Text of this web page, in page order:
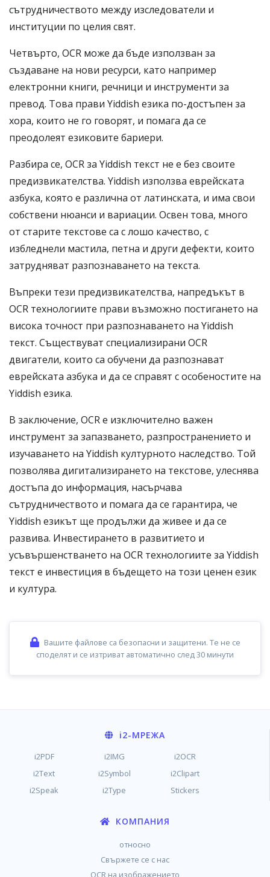
сътрудничеството между изследователи и
институции по целия свят.
Четвърто, OCR може да бъде използван за
създаване на нови ресурси, като например
електронни книги, речници и инструменти за
превод. Това прави Yiddish езика по-достъпен за
хора, които не го говорят, и помага да се
преодолеят езиковите бариери.
Разбира се, OCR за Yiddish текст не е без своите
предизвикателства. Yiddish използва еврейската
азбука, която е различна от латинската, и има свои
собствени нюанси и вариации. Освен това, много
от старите текстове са с лошо качество, с
избледнели мастила, петна и други дефекти, които
затрудняват разпознаването на текста.
Въпреки тези предизвикателства, напредъкът в
OCR технологиите прави възможно постигането на
висока точност при разпознаването на Yiddish
текст. Съществуват специализирани OCR
двигатели, които са обучени да разпознават
еврейската азбука и да се справят с особеностите на
Yiddish езика.
В заключение, OCR е изключително важен
инструмент за запазването, разпространението и
изучаването на Yiddish културното наследство. Той
позволява дигитализирането на текстове, улеснява
достъпа до информация, насърчава
сътрудничеството и помага да се гарантира, че
Yiddish езикът ще продължи да живее и да се
развива. Инвестирането в развитието и
усъвършенстването на OCR технологиите за Yiddish
текст е инвестиция в бъдещето на този ценен език
и култура.
Вашите файлове са безопасни и защитени. Те не се
споделят и се изтриват автоматично след 30 минути
i2-МРЕЖА
i2PDF i2IMG
i2OCR
i2Text
i2Symbol
i2Clipart
i2Speak
i2Type Stickers
КОМПАНИЯ
относно
Свържете се с нас
OCR на изображението